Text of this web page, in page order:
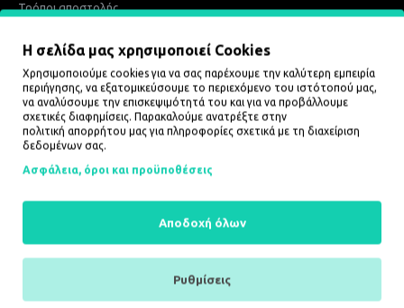
Τρόποι αποστολής
Ασφάλεια, όροι και προϋποθέσεις
Λογαριασμός
Ο λογαριασμός μου
Ιστορικό παραγγελιών
Αίτημα διαγραφής προσωπικών δεδομένων
Εξυπηρέτηση Πελατών
Επιστροφές και αλλαγές προϊόντων
Η σελίδα μας χρησιμοποιεί Cookies
Χρησιμοποιούμε cookies για να σας παρέχουμε την καλύτερη εμπειρία
περιήγησης, να εξατομικεύσουμε το περιεχόμενο του ιστότοπού μας,
να αναλύσουμε την επισκεψιμότητά του και για να προβάλλουμε
σχετικές διαφημίσεις. Παρακαλούμε ανατρέξτε στην
πολιτική απορρήτου μας για πληροφορίες σχετικά με τη διαχείριση
δεδομένων σας.
Ασφάλεια, όροι και προϋποθέσεις
Αποδοχή όλων
Ρυθμίσεις